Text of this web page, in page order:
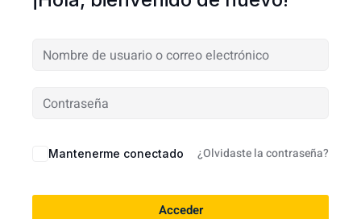
Mantenerme conectado ¿Olvidaste la contraseña?
Acceder